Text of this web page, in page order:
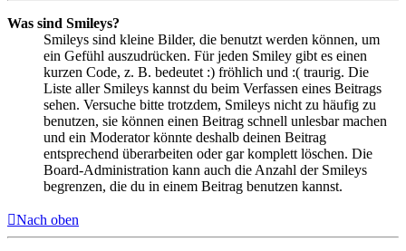
Was sind Smileys?
Smileys sind kleine Bilder, die benutzt werden können, um
ein Gefühl auszudrücken. Für jeden Smiley gibt es einen
kurzen Code, z. B. bedeutet :) fröhlich und :( traurig. Die
Liste aller Smileys kannst du beim Verfassen eines Beitrags
sehen. Versuche bitte trotzdem, Smileys nicht zu häufig zu
benutzen, sie können einen Beitrag schnell unlesbar machen
und ein Moderator könnte deshalb deinen Beitrag
entsprechend überarbeiten oder gar komplett löschen. Die
Board-Administration kann auch die Anzahl der Smileys
begrenzen, die du in einem Beitrag benutzen kannst.
Nach oben